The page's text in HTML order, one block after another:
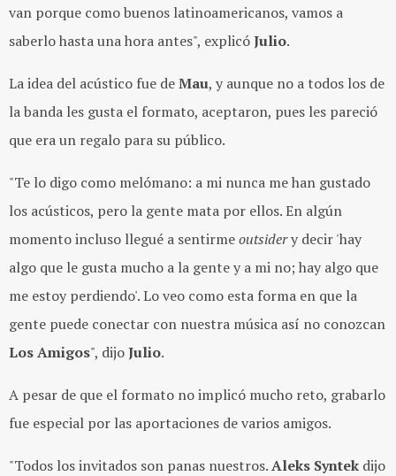
van porque como buenos latinoamericanos, vamos a
saberlo hasta una hora antes", explicóJulio.
La idea del acústico fue deMau, y aunque no a todos los de
la banda les gusta el formato, aceptaron, pues les pareció
que era un regalo para su público.
"Te lo digo como melómano: a mi nunca me han gustado
los acústicos, pero la gente mata por ellos. En algún
momento incluso llegué a sentirmeoutsidery decir 'hay
algo que le gusta mucho a la gente y a mi no; hay algo que
me estoy perdiendo'. Lo veo como esta forma en que la
gente puede conectar con nuestra música así no conozcan
Los Amigos", dijoJulio.
A pesar de que el formato no implicó mucho reto, grabarlo
fue especial por las aportaciones de varios amigos.
"Todos los invitados son panas nuestros.Aleks Syntek dijo